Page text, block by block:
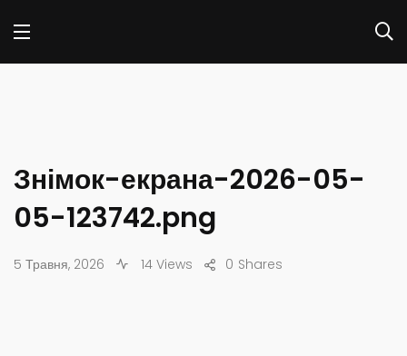
Знімок-екрана-2026-05-
05-123742.png
5 Травня, 2026 14 Views Shares
0